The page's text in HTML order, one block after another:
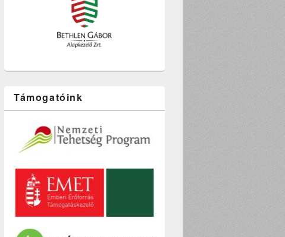
Támogatóink